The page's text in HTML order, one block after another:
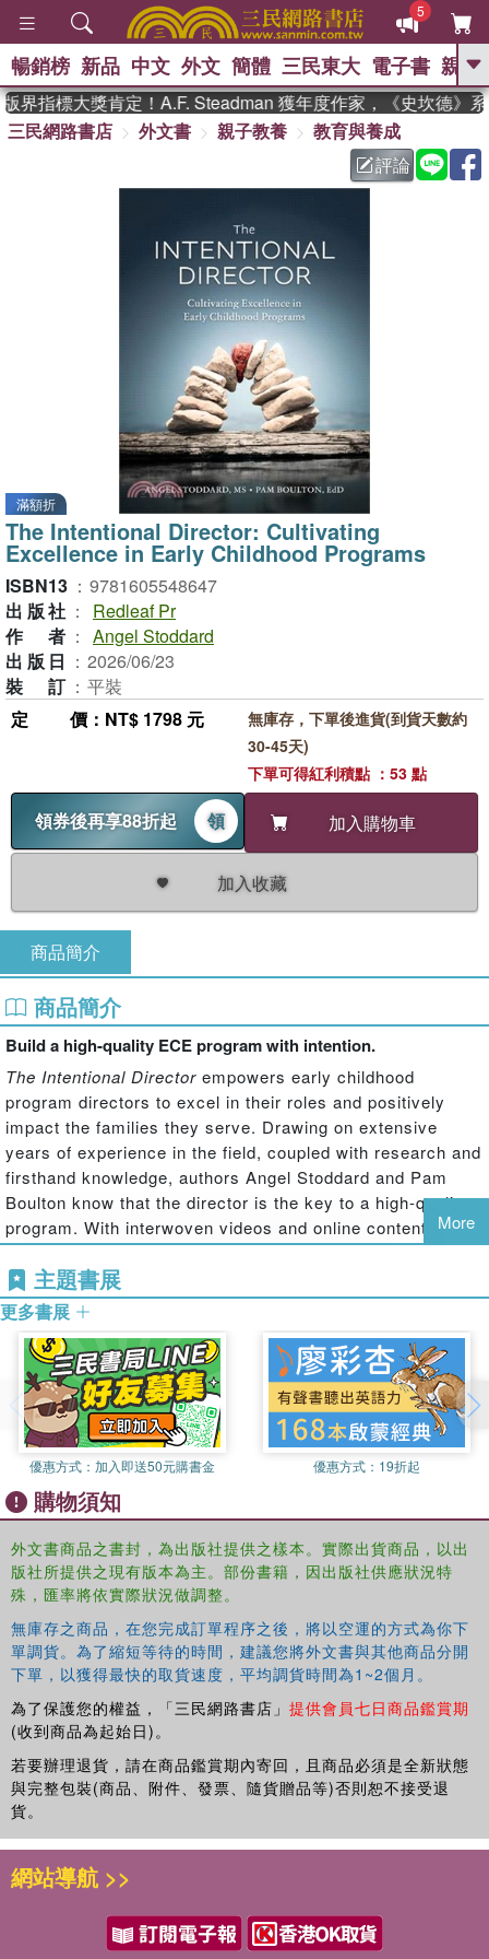
5
GO
熱搜： 東野圭吾 、 高希均教授回憶錄
父親節 、 如果歷
暑期推薦 、 國際布克
登輝時代
偉大的迷走神經
暢銷榜 新品 中文 外文 簡體 三民東大 電子書 親子
指標大獎肯定！A.F. Steadman 獲年度作家，《史坎德》系
三民網路書店
外文書 親子教養
教育與養成
評論
滿額折
The Intentional Director: Cultivating
Excellence in Early Childhood Programs
ISBN13 ： 9781605548647
出版社 ：
Redleaf Pr
作者 ： Angel Stoddard
出版日 ： 2026/06/23
裝訂 ： 平裝
定價 ：NT$ 1798 元
領券後再享88折起 領 加入購物車
加入收藏
無庫存，下單後進貨(到貨天數約
30-45天)
下單可得紅利積點 ：53 點
商品簡介
商品簡介
Build a high-quality ECE program with intention.
The Intentional Director empowers early childhood
program directors to excel in their roles and positively
impact the families they serve. Drawing on extensive
years of experience in the field, coupled with research and
firsthand knowledge, authors Angel Stoddard and Pam
Boulton know that the director is the key to a high-quality
program. With interwoven videos and online content, the
authors offer a framework of practical strategies and
insights for early childhood directors and administrators to
enhance their leadership and management skills and
create thriving learning environments. An ideal resource
for directors at all stages of their careers as well as
directors in training, this book offers:
A comprehensive framework of the essential elements of a thriving
early childhood program.
A distinction between management and leadership and an
understanding of why both are necessary.
A self-assessment tool for intentional directors.
Techniques for building a solid business.
Strategies for ensuring quality programming for young children and
their families.
Vignettes and reflective exercises to deepen understanding and
facilitate application of concepts.
Interactivity through videos and QR links to online content.
More
主題書展
更多書展
優惠方式： 加入即送50元購書金 優惠方式： 19折起
購物須知
外文書商品之書封，為出版社提供之樣本。實際出貨商品，以出
版社所提供之現有版本為主。部份書籍，因出版社供應狀況特
殊，匯率將依實際狀況做調整。
無庫存之商品，在您完成訂單程序之後，將以空運的方式為你下
單調貨。為了縮短等待的時間，建議您將外文書與其他商品分開
下單，以獲得最快的取貨速度，平均調貨時間為1~2個月。
為了保護您的權益，「三民網路書店」 提供會員七日商品鑑賞期
(收到商品為起始日)。
若要辦理退貨，請在商品鑑賞期內寄回，且商品必須是全新狀態
與完整包裝(商品、附件、發票、隨貨贈品等)否則恕不接受退
貨。
網站導航 >>